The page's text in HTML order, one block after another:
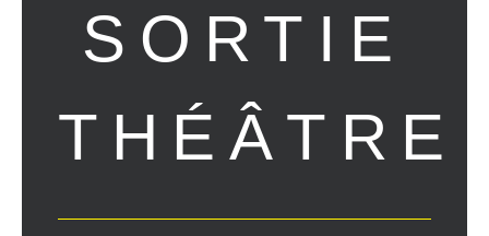
SORTIE
THÉÂTRE